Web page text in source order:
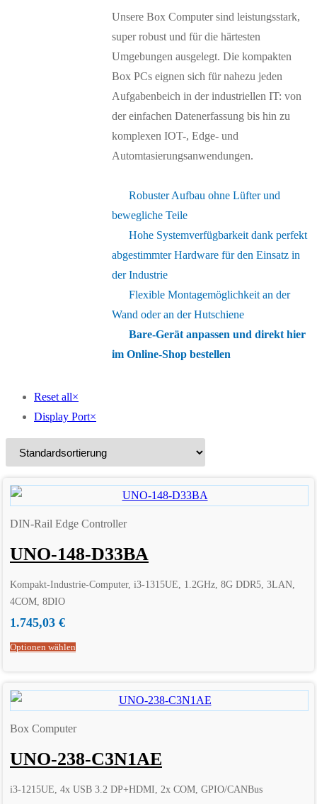
Unsere Box Computer sind leistungsstark,
super robust und für die härtesten
Umgebungen ausgelegt. Die kompakten
Box PCs eignen sich für nahezu jeden
Aufgabenbeich in der industriellen IT: von
der einfachen Datenerfassung bis hin zu
komplexen IOT-, Edge- und
Automtasierungsanwendungen.
Robuster Aufbau ohne Lüfter und
bewegliche Teile
Hohe Systemverfügbarkeit dank perfekt
abgestimmter Hardware für den Einsatz in
der Industrie
Flexible Montagemöglichkeit an der
Wand oder an der Hutschiene
Bare-Gerät anpassen und direkt hier
im Online-Shop bestellen
Reset all×
Display Port×
DIN-Rail Edge Controller
UNO-148-D33BA
Kompakt-Industrie-Computer, i3-1315UE, 1.2GHz, 8G DDR5, 3LAN,
4COM, 8DIO
1.745,03 €
Optionen wählen
Box Computer
UNO-238-C3N1AE
i3-1215UE, 4x USB 3.2 DP+HDMI, 2x COM, GPIO/CANBus